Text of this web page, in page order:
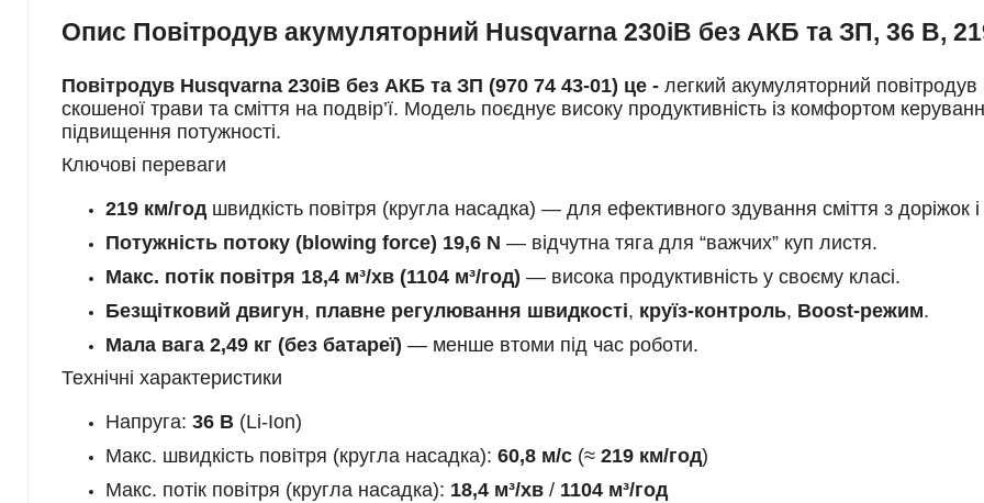
Опис Повітродув акумуляторний Husqvarna 230iB без АКБ та ЗП, 36 В,
Повітродув Husqvarna 230iB без АКБ та ЗП (970 74 43-01) це - легкий акумуляторний
скошеної трави та сміття на подвір’ї. Модель поєднує високу продуктивність із комфортом
підвищення потужності.
Ключові переваги
219 км/год швидкість повітря (кругла насадка) — для ефективного здування сміття з доріжок і
Потужність потоку (blowing force) 19,6 N — відчутна тяга для “важчих” куп листя.
Макс. потік повітря 18,4 м³/хв (1104 м³/год) — висока продуктивність у своєму класі.
Безщітковий двигун, плавне регулювання швидкості, круїз-контроль, Boost-режим.
Мала вага 2,49 кг (без батареї) — менше втоми під час роботи.
Технічні характеристики
Напруга: 36 В (Li-Ion)
Макс. швидкість повітря (кругла насадка): 60,8 м/с (≈ 219 км/год)
Макс. потік повітря (кругла насадка): 18,4 м³/хв / 1104 м³/год